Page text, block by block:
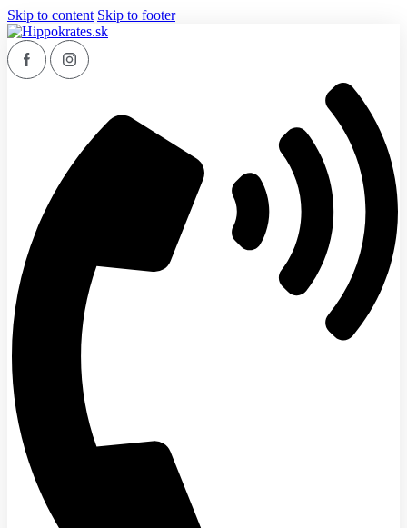
Skip to content Skip to footer